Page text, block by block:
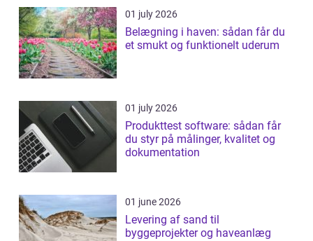
01 july 2026
Belægning i haven: sådan får du
et smukt og funktionelt uderum
01 july 2026
Produkttest software: sådan får
du styr på målinger, kvalitet og
dokumentation
01 june 2026
Levering af sand til
byggeprojekter og haveanlæg